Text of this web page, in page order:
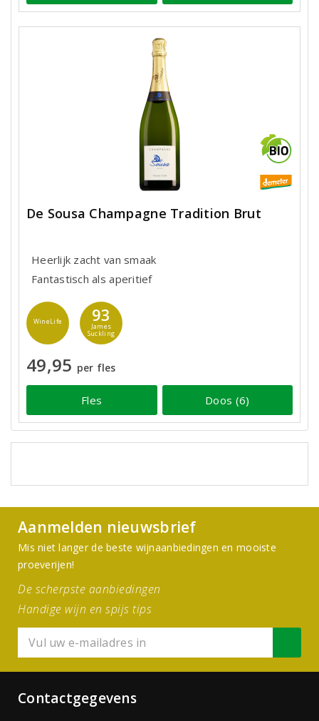
De Sousa Champagne Tradition Brut
Heerlijk zacht van smaak
Fantastisch als aperitief
WineLife 93
James
Suckling
49,95 per fles
Fles Doos (6)
Aanmelden nieuwsbrief
Mis niet langer de beste wijnaanbiedingen en mooiste
proeverijen!
De scherpste aanbiedingen
Handige wijn en spijs tips
Contactgegevens